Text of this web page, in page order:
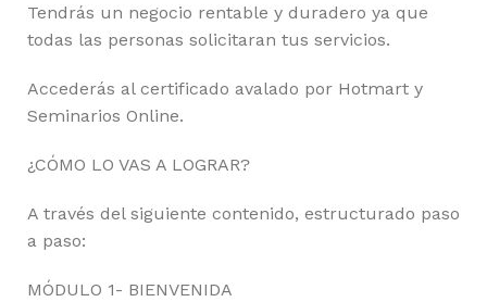
Tendrás un negocio rentable y duradero ya que
todas las personas solicitaran tus servicios.
Accederás al certificado avalado por Hotmart y
Seminarios Online.
¿CÓMO LO VAS A LOGRAR?
A través del siguiente contenido, estructurado paso
a paso:
MÓDULO 1- BIENVENIDA